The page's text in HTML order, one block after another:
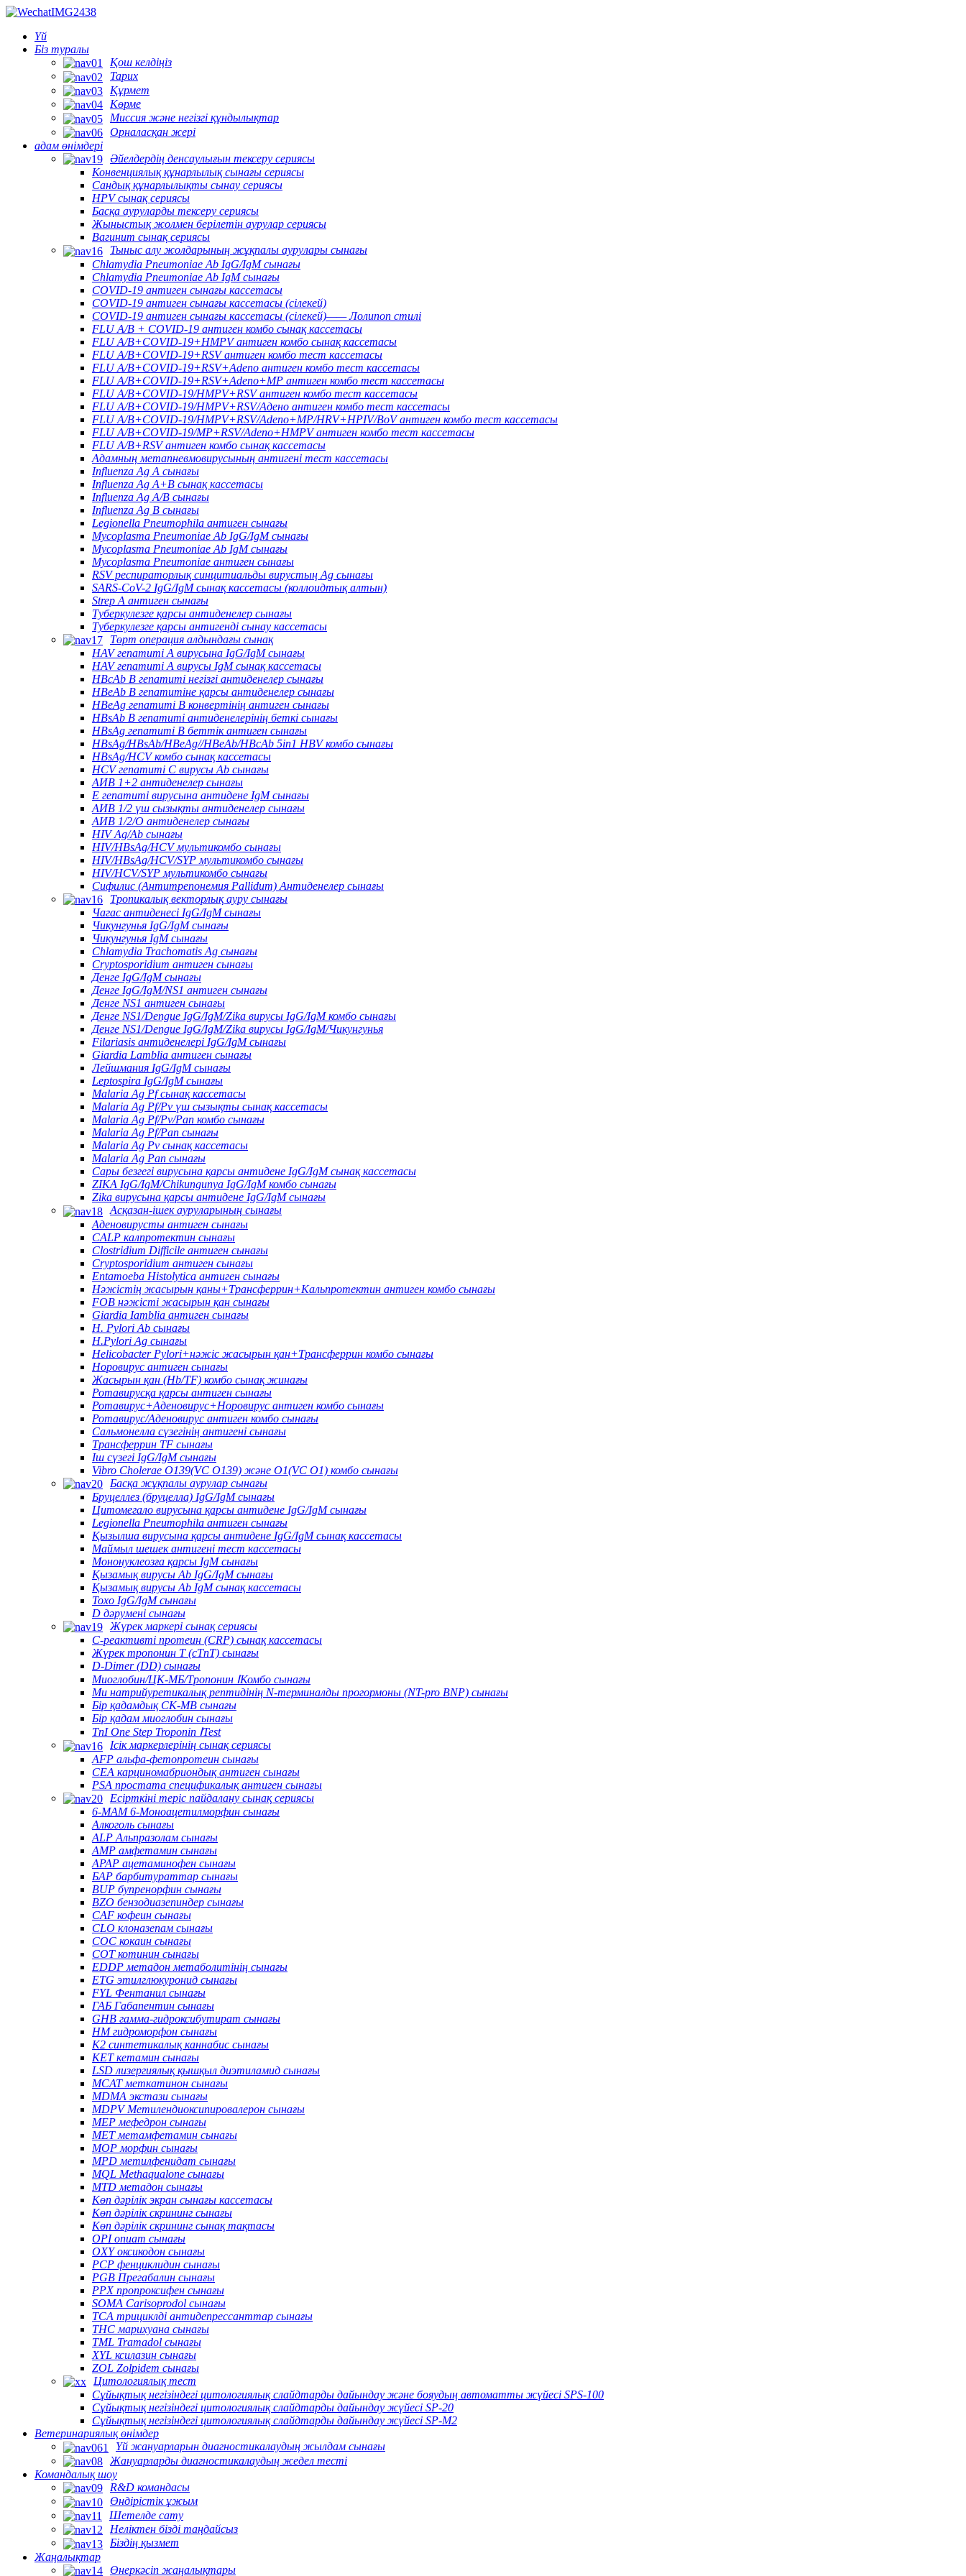
Үй
Біз туралы
Қош келдіңіз
Тарих
Құрмет
Көрме
Миссия және негізгі құндылықтар
Орналасқан жері
адам өнімдері
Әйелдердің денсаулығын тексеру сериясы
Конвенциялық құнарлылық сынағы сериясы
Сандық құнарлылықты сынау сериясы
HPV сынақ сериясы
Басқа ауруларды тексеру сериясы
Жыныстық жолмен берілетін аурулар сериясы
Вагинит сынақ сериясы
Тыныс алу жолдарының жұқпалы аурулары сынағы
Chlamydia Pneumoniae Ab IgG/IgM сынағы
Chlamydia Pneumoniae Ab IgM сынағы
COVID-19 антиген сынағы кассетасы
COVID-19 антиген сынағы кассетасы (сілекей)
COVID-19 антиген сынағы кассетасы (сілекей)—— Лолипоп стилі
FLU A/B + COVID-19 антиген комбо сынақ кассетасы
FLU A/B+COVID-19+HMPV антиген комбо сынақ кассетасы
FLU A/B+COVID-19+RSV антиген комбо тест кассетасы
FLU A/B+COVID-19+RSV+Adeno антиген комбо тест кассетасы
FLU A/B+COVID-19+RSV+Adeno+MP антиген комбо тест кассетасы
FLU A/B+COVID-19/HMPV+RSV антиген комбо тест кассетасы
FLU A/B+COVID-19/HMPV+RSV/Адено антиген комбо тест кассетасы
FLU A/B+COVID-19/HMPV+RSV/Adeno+MP/HRV+HPIV/BoV антиген комбо тест кассетасы
FLU A/B+COVID-19/MP+RSV/Adeno+HMPV антиген комбо тест кассетасы
FLU A/B+RSV антиген комбо сынақ кассетасы
Адамның метапневмовирусының антигені тест кассетасы
Influenza Ag A сынағы
Influenza Ag A+B сынақ кассетасы
Influenza Ag A/B сынағы
Influenza Ag B сынағы
Legionella Pneumophila антиген сынағы
Mycoplasma Pneumoniae Ab IgG/IgM сынағы
Mycoplasma Pneumoniae Ab IgM сынағы
Mycoplasma Pneumoniae антиген сынағы
RSV респираторлық синцитиальды вирустың Ag сынағы
SARS-CoV-2 IgG/IgM сынақ кассетасы (коллоидтық алтын)
Strep A антиген сынағы
Туберкулезге қарсы антиденелер сынағы
Туберкулезге қарсы антигенді сынау кассетасы
Төрт операция алдындағы сынақ
HAV гепатиті А вирусына IgG/IgM сынағы
HAV гепатиті А вирусы IgM сынақ кассетасы
HBcAb В гепатиті негізгі антиденелер сынағы
HBeAb В гепатитіне қарсы антиденелер сынағы
HBeAg гепатиті В конвертінің антиген сынағы
HBsAb В гепатиті антиденелерінің беткі сынағы
HBsAg гепатиті В беттік антиген сынағы
HBsAg/HBsAb/HBeAg//HBeAb/HBcAb 5in1 HBV комбо сынағы
HBsAg/HCV комбо сынақ кассетасы
HCV гепатиті С вирусы Ab сынағы
АИВ 1+2 антиденелер сынағы
Е гепатиті вирусына антидене IgM сынағы
АИВ 1/2 үш сызықты антиденелер сынағы
АИВ 1/2/О антиденелер сынағы
HIV Ag/Ab сынағы
HIV/HBsAg/HCV мультикомбо сынағы
HIV/HBsAg/HCV/SYP мультикомбо сынағы
HIV/HCV/SYP мультикомбо сынағы
Сифилис (Антитрепонемия Pallidum) Антиденелер сынағы
Тропикалық векторлық ауру сынағы
Чагас антиденесі IgG/IgM сынағы
Чикунгунья IgG/IgM сынағы
Чикунгунья IgM сынағы
Chlamydia Trachomatis Ag сынағы
Cryptosporidium антиген сынағы
Денге IgG/IgM сынағы
Денге IgG/IgM/NS1 антиген сынағы
Денге NS1 антиген сынағы
Денге NS1/Dengue IgG/IgM/Zika вирусы IgG/IgM комбо сынағы
Денге NS1/Dengue IgG/IgM/Zika вирусы IgG/IgM/Чикунгунья
Filariasis антиденелері IgG/IgM сынағы
Giardia Lamblia антиген сынағы
Лейшмания IgG/IgM сынағы
Leptospira IgG/IgM сынағы
Malaria Ag Pf сынақ кассетасы
Malaria Ag Pf/Pv үш сызықты сынақ кассетасы
Malaria Ag Pf/Pv/Pan комбо сынағы
Malaria Ag Pf/Pan сынағы
Malaria Ag Pv сынақ кассетасы
Malaria Ag Pan сынағы
Сары безгегі вирусына қарсы антидене IgG/IgM сынақ кассетасы
ZIKA IgG/IgM/Chikungunya IgG/IgM комбо сынағы
Zika вирусына қарсы антидене IgG/IgM сынағы
Асқазан-ішек ауруларының сынағы
Аденовирусты антиген сынағы
CALP калпротектин сынағы
Clostridium Difficile антиген сынағы
Cryptosporidium антиген сынағы
Entamoeba Histolytica антиген сынағы
Нәжістің жасырын қаны+Трансферрин+Кальпротектин антиген комбо сынағы
FOB нәжісті жасырын қан сынағы
Giardia Iamblia антиген сынағы
H. Pylori Ab сынағы
H.Pylori Ag сынағы
Helicobacter Pylori+нәжіс жасырын қан+Трансферрин комбо сынағы
Норовирус антиген сынағы
Жасырын қан (Hb/TF) комбо сынақ жинағы
Ротавирусқа қарсы антиген сынағы
Ротавирус+Аденовирус+Норовирус антиген комбо сынағы
Ротавирус/Аденовирус антиген комбо сынағы
Сальмонелла сүзегінің антигені сынағы
Трансферрин TF сынағы
Іш сүзегі IgG/IgM сынағы
Vibro Cholerae O139(VC O139) және O1(VC O1) комбо сынағы
Басқа жұқпалы аурулар сынағы
Бруцеллез (бруцелла) IgG/IgM сынағы
Цитомегало вирусына қарсы антидене IgG/IgM сынағы
Legionella Pneumophila антиген сынағы
Қызылша вирусына қарсы антидене IgG/IgM сынақ кассетасы
Маймыл шешек антигені тест кассетасы
Мононуклеозға қарсы IgM сынағы
Қызамық вирусы Ab IgG/IgM сынағы
Қызамық вирусы Ab IgM сынақ кассетасы
Toxo IgG/IgM сынағы
D дәрумені сынағы
Жүрек маркері сынақ сериясы
C-реактивті протеин (CRP) сынақ кассетасы
Жүрек тропонин T (cTnT) сынағы
D-Dimer (DD) сынағы
Миоглобин/ЦК-МБ/Тропонин ⅠКомбо сынағы
Ми натрийуретикалық рептидінің N-терминалды прогормоны (NT-pro BNP) сынағы
Бір қадамдық CK-MB сынағы
Бір қадам миоглобин сынағы
TnI One Step Troponin ⅠTest
Ісік маркерлерінің сынақ сериясы
AFP альфа-фетопротеин сынағы
CEA карциномабриондық антиген сынағы
PSA простата спецификалық антиген сынағы
Есірткіні теріс пайдалану сынақ сериясы
6-MAM 6-Моноацетилморфин сынағы
Алкоголь сынағы
ALP Альпразолам сынағы
AMP амфетамин сынағы
APAP ацетаминофен сынағы
БАР барбитураттар сынағы
BUP бупренорфин сынағы
BZO бензодиазепиндер сынағы
CAF кофеин сынағы
CLO клоназепам сынағы
COC кокаин сынағы
COT котинин сынағы
EDDP метадон метаболитінің сынағы
ETG этилглюкуронид сынағы
FYL Фентанил сынағы
ГАБ Габапентин сынағы
GHB гамма-гидроксибутират сынағы
HM гидроморфон сынағы
K2 синтетикалық каннабис сынағы
KET кетамин сынағы
LSD лизергиялық қышқыл диэтиламид сынағы
MCAT меткатинон сынағы
MDMA экстази сынағы
MDPV Метилендиоксипировалерон сынағы
MEP мефедрон сынағы
MET метамфетамин сынағы
MOP морфин сынағы
MPD метилфенидат сынағы
MQL Methaqualone сынағы
MTD метадон сынағы
Көп дәрілік экран сынағы кассетасы
Көп дәрілік скрининг сынағы
Көп дәрілік скрининг сынақ тақтасы
OPI опиат сынағы
OXY оксикодон сынағы
PCP фенциклидин сынағы
PGB Прегабалин сынағы
PPX пропроксифен сынағы
SOMA Carisoprodol сынағы
TCA трициклді антидепрессанттар сынағы
THC марихуана сынағы
TML Tramadol сынағы
XYL ксилазин сынағы
ZOL Zolpidem сынағы
Цитологиялық тест
Сұйықтық негізіндегі цитологиялық слайдтарды дайындау және бояудың автоматты жүйесі SPS-100
Сұйықтық негізіндегі цитологиялық слайдтарды дайындау жүйесі SP-20
Сұйықтық негізіндегі цитологиялық слайдтарды дайындау жүйесі SP-M2
Ветеринариялық өнімдер
Үй жануарларын диагностикалаудың жылдам сынағы
Жануарларды диагностикалаудың жедел тесті
Командалық шоу
R&D командасы
Өндірістік ұжым
Шетелде сату
Неліктен бізді таңдайсыз
Біздің қызмет
Жаңалықтар
Өнеркәсіп жаңалықтары